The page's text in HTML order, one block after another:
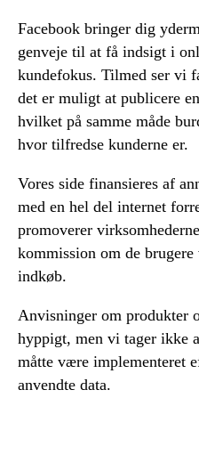
Facebook bringer dig
genveje til at få indsigt i
kundefokus. Tilmed ser vi
det er muligt at publicere
hvilket på samme måde
hvor tilfredse kunderne er.
Vores side finansieres af
med en hel del internet
promoverer
kommission om de
indkøb.
Anvisninger om produkter
hyppigt, men vi tager ikke
måtte være implementeret
anvendte data.